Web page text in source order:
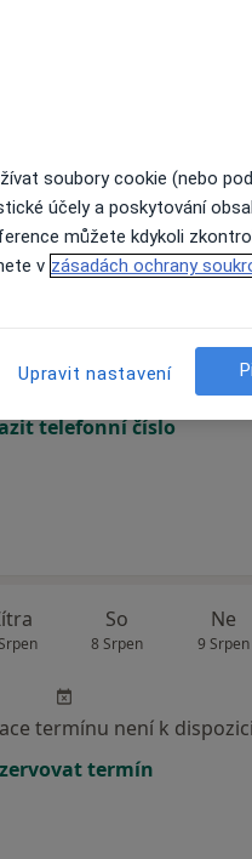
s možnosti online
So Ne
termínu není k dispozici
telefonní číslo
So
8 Srpen
Ne
9 Srpen
termínu není k dispozici
termín
soubory cookie (nebo
účely a poskytování
můžete kdykoli
v zásadách ochrany
Upravit nastavení